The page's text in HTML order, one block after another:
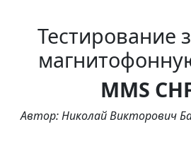
Тестирование
MMS
Автор: Николай Викторович